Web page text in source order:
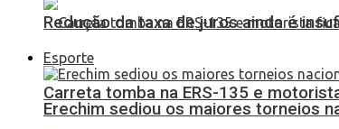
Carreta tomba na ERS-135 e
Redução da taxa de juros ainda é
Esporte
Erechim sediou os maiores torneios